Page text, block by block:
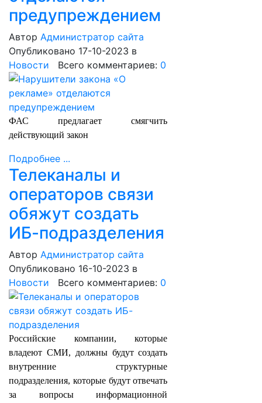
предупреждением
Автор Администратор сайта
Опубликовано 17-10-2023 в
Новости Всего комментариев: 0
ФАС предлагает смягчить
действующий закон
Подробнее ...
Телеканалы и
операторов связи
обяжут создать
ИБ-подразделения
Автор Администратор сайта
Опубликовано 16-10-2023 в
Новости Всего комментариев: 0
Российские компании, которые
владеют СМИ, должны будут создать
внутренние структурные
подразделения, которые будут отвечать
за вопросы информационной